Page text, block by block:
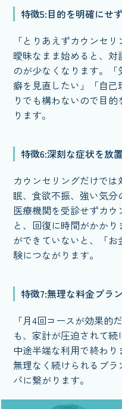
特徴5:目的を明確にせ
「とりあえずカウンセ
曖昧なまま始めると、
のが少なくなります。
癖を見直したい」「自己
りでも構わないので目
ります。
特徴6:深刻な症状を放
カウンセリングだけで
眠、食欲不振、強い気分
医療機関を受診せずカ
と、回復に時間がかか
ができていないと、「
験につながります。
特徴7:無理な料金プラ
「月4回コースが効果的
も、家計が圧迫されて
中途半端な利用で終わり
無理なく続けられるプ
パに繋がります。